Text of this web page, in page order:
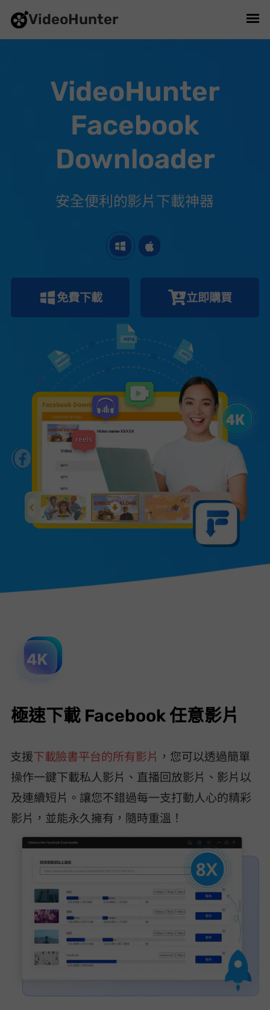
VideoHunter
VideoHunter
Facebook
Downloader
安全便利的 Facebook 影片下載神器
免費下載 立即購買
極速下載 Facebook 任意影片
VideoHunter Facebook Downloader 支援下載 Facebook 臉書平台的所有影片 ，您可以透過簡單
操作一鍵下載 FB 私人影片、直播回放影片、Watch 影片以
及 Reels 連續短片。讓您不錯過每一支打動人心的精彩
影片，並能永久擁有，隨時重溫！